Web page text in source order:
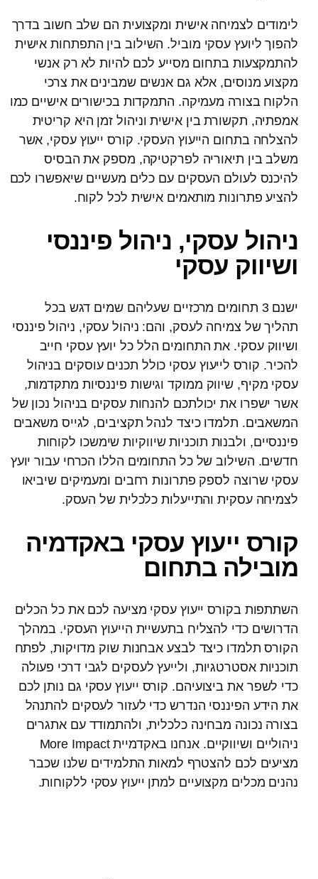
לימודים לצמיחה אישית ומקצועית הם שלב חשוב בדרך
להפוך ליועץ עסקי מוביל. השילוב בין התפתחות אישית
להתמקצעות בתחום מסייע לכם להיות לא רק אנשי
מקצוע מנוסים, אלא גם אנשים שמבינים את צרכי
הלקוח בצורה מעמיקה. התמקדות בכישורים אישיים כמו
אמפתיה, תקשורת בין אישית וניהול זמן היא קריטית
להצלחה בתחום הייעוץ העסקי. קורס ייעוץ עסקי, אשר
משלב בין תיאוריה לפרקטיקה, מספק את הבסיס
להיכנס לעולם העסקים עם כלים מעשיים שיאפשרו לכם
להציע פתרונות מותאמים אישית לכל לקוח.
ניהול עסקי, ניהול פיננסי
ושיווק עסקי
ישנם 3 תחומים מרכזיים שעליהם שמים דגש בכל
תהליך של צמיחה לעסק, והם: ניהול עסקי, ניהול פיננסי
ושיווק עסקי. את התחומים הלל כל יועץ עסקי חייב
להכיר. קורס לייעוץ עסקי כולל תכנים עוסקים בניהול
עסקי מקיף, שיווק ממוקד וגישות פיננסיות מתקדמות,
אשר ישפרו את יכולתכם להנחות עסקים בניהול נכון של
המשאבים. תלמדו כיצד לנהל תקציבים, לגייס משאבים
פיננסיים, ולבנות תוכניות שיווקיות שימשכו לקוחות
חדשים. השילוב של כל התחומים הללו הכרחי עבור יועץ
עסקי שרוצה לספק פתרונות רחבים ומעמיקים שיביאו
לצמיחה עסקית והתייעלות כלכלית של העסק.
קורס ייעוץ עסקי באקדמיה
מובילה בתחום
השתתפות בקורס ייעוץ עסקי מציעה לכם את כל הכלים
הדרושים כדי להצליח בתעשיית הייעוץ העסקי. במהלך
הקורס תלמדו כיצד לבצע אבחנות שוק מדויקות, לפתח
תוכניות אסטרטגיות, ולייעץ לעסקים לגבי דרכי פעולה
כדי לשפר את ביצועיהם. קורס ייעוץ עסקי גם נותן לכם
את הידע הפיננסי הנדרש כדי לעזור לעסקים להתנהל
בצורה נכונה מבחינה כלכלית, ולהתמודד עם אתגרים
ניהוליים ושיווקיים. אנחנו באקדמיית More Impact
מציעים לכם להצטרף למאות התלמידים שלנו שכבר
נהנים מכלים מקצועיים למתן ייעוץ עסקי ללקוחות.